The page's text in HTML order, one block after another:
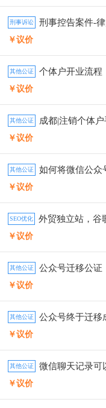
刑事诉讼 刑事控告案件-
￥议价
其他公证 个体户开业流程
￥议价
其他公证 成都|注销个体户
￥议价
其他公证 如何将微信公众
￥议价
SEO优化 外贸独立站，谷
￥议价
其他公证 公众号迁移公证
￥议价
其他公证 公众号终于迁移
￥议价
其他公证 微信聊天记录可
￥议价